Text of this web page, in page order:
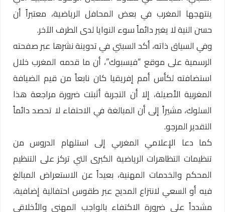
ينتهجها المغرب في بعض المحافل الرياضية، معتبراً أن
حسن النية لا يغير دائماً سوء النوايا لدى الطرف الآخر.
وفي السياق ذاته، أكد السبتي في تدوينة نشرها عبر صفحته
الرسمية على موقع “فيسبوك”، أن ما قدمه المغرب خلال
استضافته لكأس أمم إفريقيا كان نابعاً من قيم الضيافة
المغربية الأصيلة، إلا أن التجربة أثبتت ضرورة مراجعة هذا
السلوك، مشيراً إلى أن المبالغة في الاحتفاء لا تحصد دائماً
التقدير المرجو.
كما دعا الإعلامي المغربي إلى استلهام الدروس من
تنظيمات التظاهرات الرياضية الكبرى التي تركز على التنظيم
المحكم والخدمات المهنية، بعيداً عن الاستعراض المبالغ
فيه أو السعي لانتزاع المديح عبر طقوس احتفالية إضافية،
مشدداً على ضرورة الاكتفاء بالواجب المهني والأخلاقي